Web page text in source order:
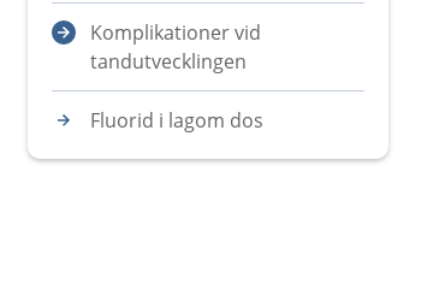
Komplikationer vid
tandutvecklingen
Fluorid i lagom dos